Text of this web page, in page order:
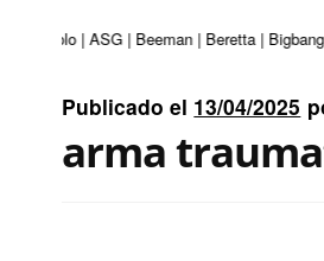
| ASG | Beeman | Beretta | Bigbang |
Publicado el 13/04/2025
arma